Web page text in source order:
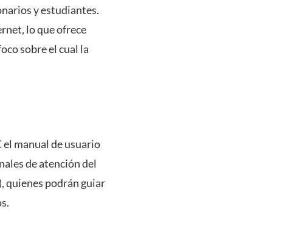
y estudiantes.
lo que ofrece
sobre el cual la
el manual de usuario
de atención del
quienes podrán guiar